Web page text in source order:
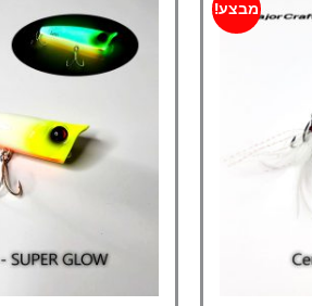
מבצע!